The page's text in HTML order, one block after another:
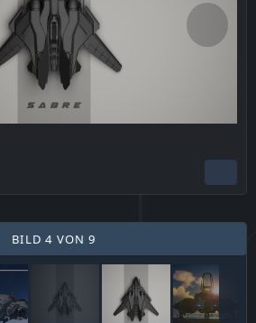
BILD 4 VON 9